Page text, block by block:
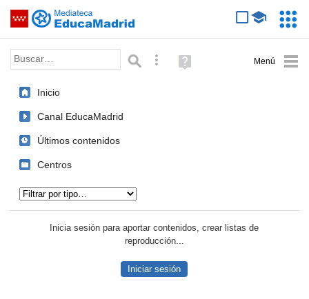
Saltar navegación
Palabra o frase: Búsqueda avanzada
Ayuda
(en
Inicio
Canal EducaMadrid
Últimos contenidos
Centros
Inicia sesión para aportar contenidos, crear listas de
reproducción...
Iniciar sesión